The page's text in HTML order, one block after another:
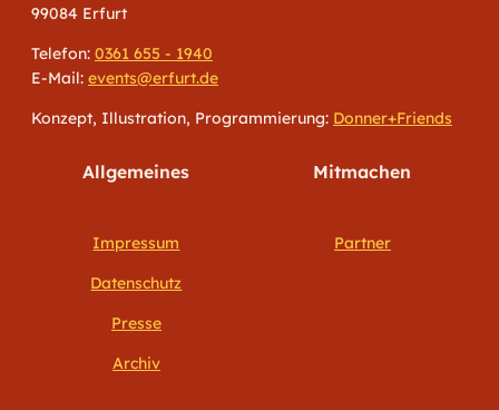
99084 Erfurt
Telefon: 0361 655 - 1940
E-Mail: events@erfurt.de
Konzept, Illustration, Programmierung: Donner+Friends
Allgemeines
Impressum
Datenschutz
Presse
Archiv
Mitmachen
Partner